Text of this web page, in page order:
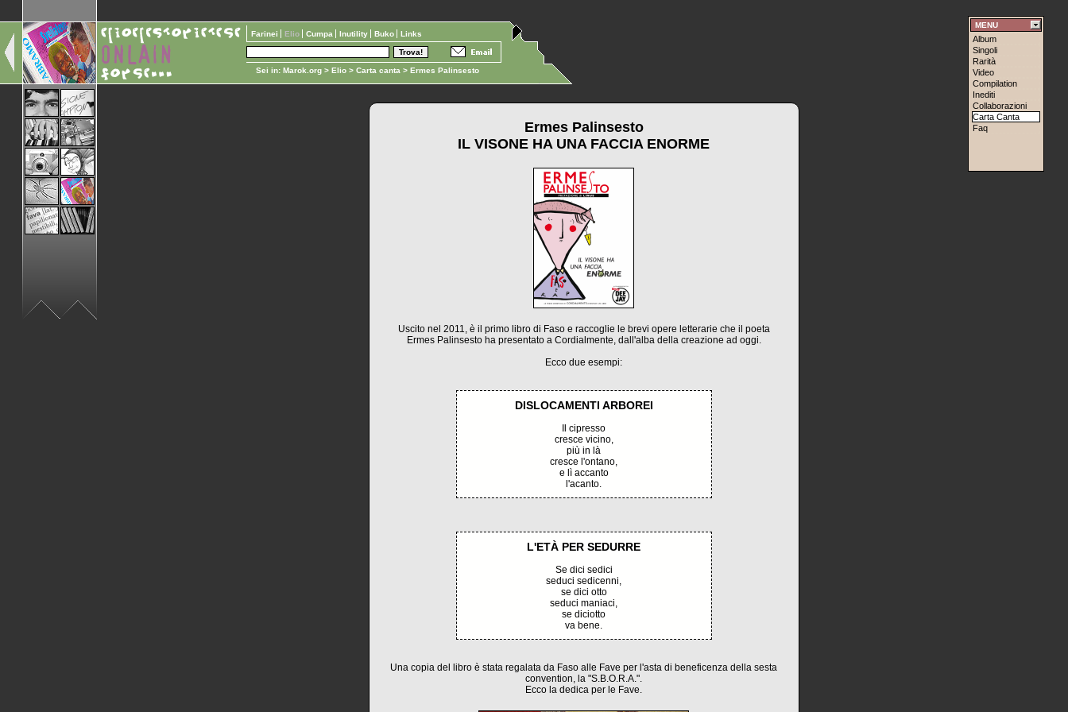
Sei in: Marok.org > Elio > Carta canta > Ermes Palinsesto
Farinei Elio Cumpa Inutility Buko Links
MENU
Album
Singoli
Rarità
Video
Compilation
Inediti
Collaborazioni
Carta Canta
Faq
Ermes Palinsesto
IL VISONE HA UNA FACCIA ENORME
Uscito nel 2011, è il primo libro di Faso e raccoglie le brevi opere letterarie che il poeta
Ermes Palinsesto ha presentato a Cordialmente, dall'alba della creazione ad oggi.
Ecco due esempi:
DISLOCAMENTI ARBOREI
Il cipresso
cresce vicino,
più in là
cresce l'ontano,
e lì accanto
l'acanto.
L'ETÀ PER SEDURRE
Se dici sedici
seduci sedicenni,
se dici otto
seduci maniaci,
se diciotto
va bene.
Una copia del libro è stata regalata da Faso alle Fave per l'asta di beneficenza della sesta
convention, la "S.B.O.R.A.".
Ecco la dedica per le Fave.